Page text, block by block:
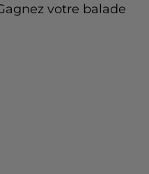
votre balade